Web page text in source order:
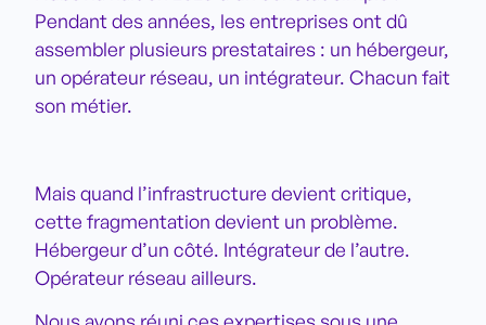
Pendant des années, les entreprises ont dû
assembler plusieurs prestataires : un hébergeur,
un opérateur réseau, un intégrateur. Chacun fait
son métier.
Mais quand l’infrastructure devient critique,
cette fragmentation devient un problème.
Hébergeur d’un côté. Intégrateur de l’autre.
Opérateur réseau ailleurs.